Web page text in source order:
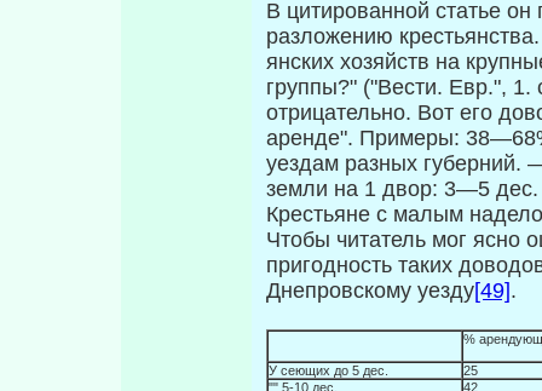
В цитированной статье
разложению
янских хозяйств на
группы?" ("Вести. Евр.",
отрицательно. Вот его
аренде". Примеры:
уездам разных губерний.
земли на 1 двор: 3—5 дес.
Крестьяне с малым
Чтобы читатель мог ясно
пригодность таких
Днепровскому уезду[49].
%
У сеющих до 5 дес.
25
"" 5-10 дес.
42